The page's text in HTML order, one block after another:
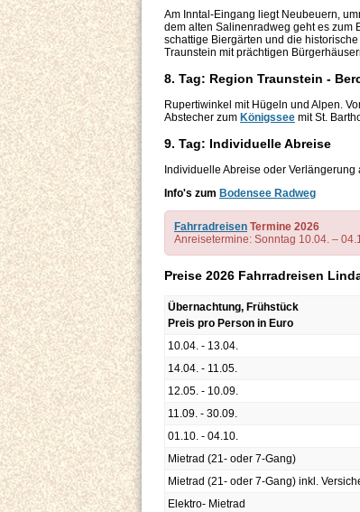
Am Inntal-Eingang liegt Neubeuern,
dem alten Salinenradweg geht es zum
schattige Biergärten und die
Traunstein mit prächtigen
8. Tag: Region Traunstein -
Rupertiwinkel mit Hügeln und Alpen.
Abstecher zum Königssee mit St.
9. Tag: Individuelle Abreise
Individuelle Abreise oder Verlängerung
Info's zum Bodensee Radweg
Fahrradreisen Termine 2026
Anreisetermine: Sonntag 10.04. –
Preise 2026 Fahrradreisen
Übernachtung, Frühstück
Preis pro Person in Euro
10.04. - 13.04.
14.04. - 11.05.
12.05. - 10.09.
11.09. - 30.09.
01.10. - 04.10.
Mietrad (21- oder 7-Gang)
Mietrad (21- oder 7-Gang) inkl.
Elektro- Mietrad